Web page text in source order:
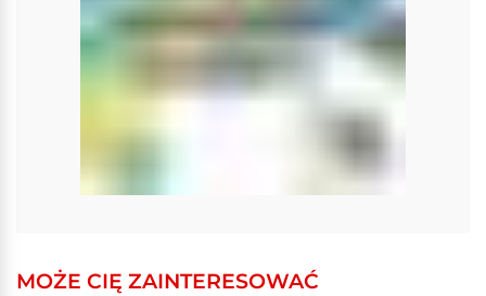
MOŻE CIĘ ZAINTERESOWAĆ